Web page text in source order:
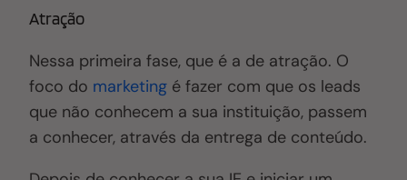
Atração
Nessa primeira fase, que é a de atração. O
foco do marketing é fazer com que os leads
que não conhecem a sua instituição, passem
a conhecer, através da entrega de conteúdo.